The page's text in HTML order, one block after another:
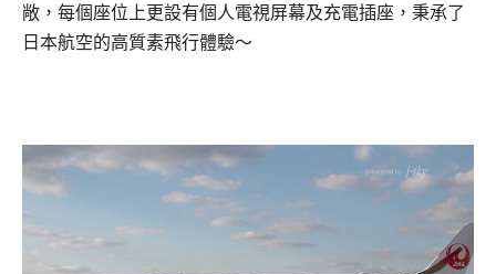
敞，每個座位上更設有個人電視屏幕及充電插座，秉承了
日本航空的高質素飛行體驗～